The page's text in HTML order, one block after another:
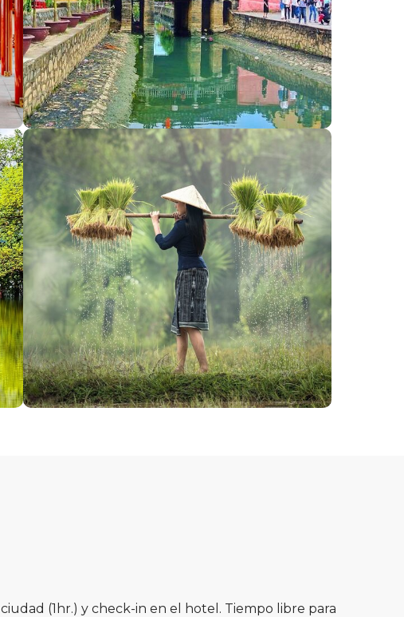
(1hr.) y check-in en el hotel. Tiempo libre para